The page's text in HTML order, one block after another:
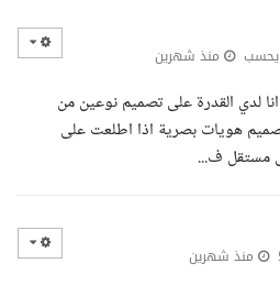
يحسب منذ شهرين
لدي القدرة على تصميم نوعين من
هويات بصرية اذا اطلعت على
مستقل ف...
منذ شهرين